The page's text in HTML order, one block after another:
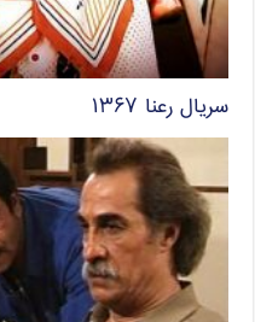
سریال رعنا ۱۳۶۷